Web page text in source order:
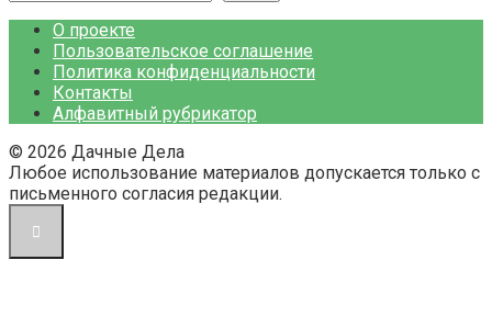
О проекте
Пользовательское соглашение
Политика конфиденциальности
Контакты
Алфавитный рубрикатор
© 2026 Дачные Дела
Любое использование материалов допускается только с
письменного согласия редакции.